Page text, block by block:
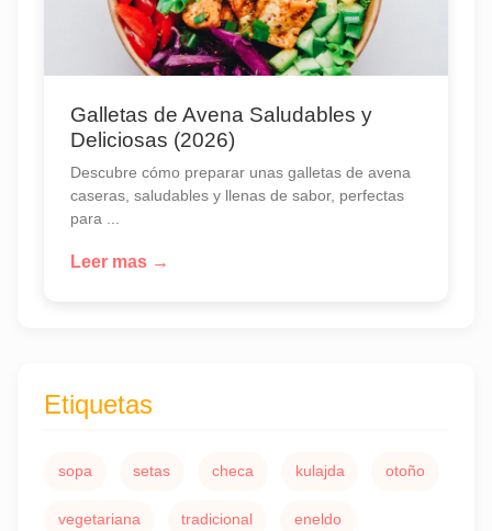
Galletas de Avena Saludables y
Deliciosas (2026)
Descubre cómo preparar unas galletas de avena
caseras, saludables y llenas de sabor, perfectas
para ...
Leer mas →
Etiquetas
sopa setas checa kulajda otoño
vegetariana tradicional eneldo